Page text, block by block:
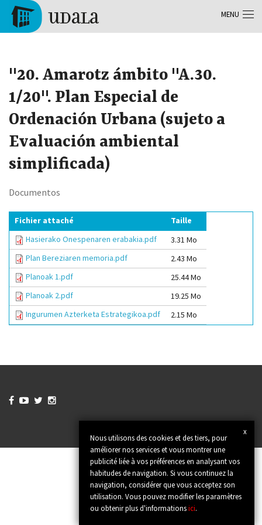
Aller au contenu principal
"20. Amarotz ámbito "A.30.
1/20". Plan Especial de
Ordenación Urbana (sujeto a
Evaluación ambiental
simplificada)
Documentos
Fichier attaché
Taille
Hasierako Onespenaren erabakia.pdf
3.31 Mo
Plan Bereziaren memoria.pdf
2.43 Mo
Planoak 1.pdf
25.44 Mo
Planoak 2.pdf
19.25 Mo
Ingurumen Azterketa Estrategikoa.pdf
2.15 Mo
x
Nous utilisons des cookies et des tiers, pour
améliorer nos services et vous montrer une
publicité liée à vos préférences en analysant vos
habitudes de navigation. Si vous continuez la
navigation, considérer que vous acceptez son
utilisation. Vous pouvez modifier les paramètres
ou obtenir plus d'informationsici.
   
MENU